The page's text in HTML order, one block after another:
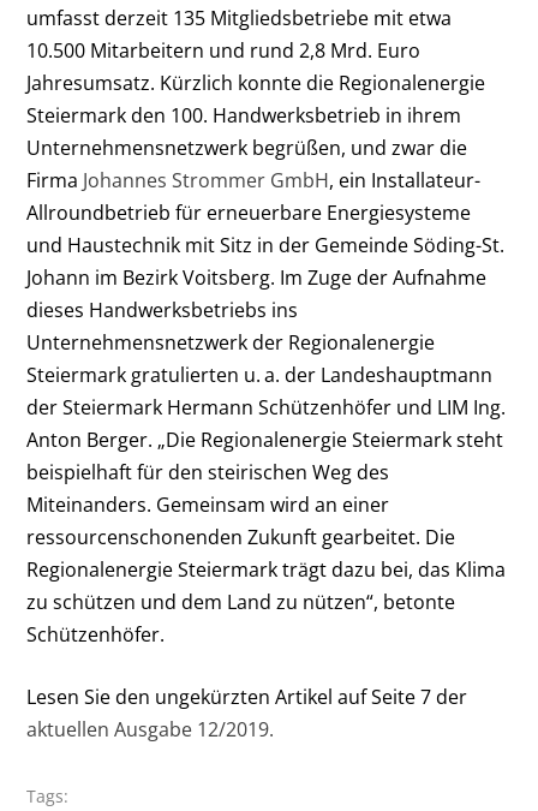
umfasst derzeit 135 Mitgliedsbetriebe mit etwa
10.500 Mitarbeitern und rund 2,8 Mrd. Euro
Jahresumsatz. Kürzlich konnte die Regionalenergie
Steiermark den 100. Handwerksbetrieb in ihrem
Unternehmensnetzwerk begrüßen, und zwar die
Firma Johannes Strommer GmbH, ein Installateur-
Allroundbetrieb für erneuerbare Energiesysteme
und Haustechnik mit Sitz in der Gemeinde Söding-St.
Johann im Bezirk Voitsberg. Im Zuge der Aufnahme
dieses Handwerksbetriebs ins
Unternehmensnetzwerk der Regionalenergie
Steiermark gratulierten u. a. der Landeshauptmann
der Steiermark Hermann Schützenhöfer und LIM Ing.
Anton Berger. „Die Regionalenergie Steiermark steht
beispielhaft für den steirischen Weg des
Miteinanders. Gemeinsam wird an einer
ressourcenschonenden Zukunft gearbeitet. Die
Regionalenergie Steiermark trägt dazu bei, das Klima
zu schützen und dem Land zu nützen“, betonte
Schützenhöfer.
Lesen Sie den ungekürzten Artikel auf Seite 7 der
aktuellen Ausgabe 12/2019.
Tags: